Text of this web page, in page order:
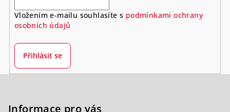
Vložením e-mailu souhlasíte s podmínkami ochrany
osobních údajů
Přihlásit se
Informace pro vás